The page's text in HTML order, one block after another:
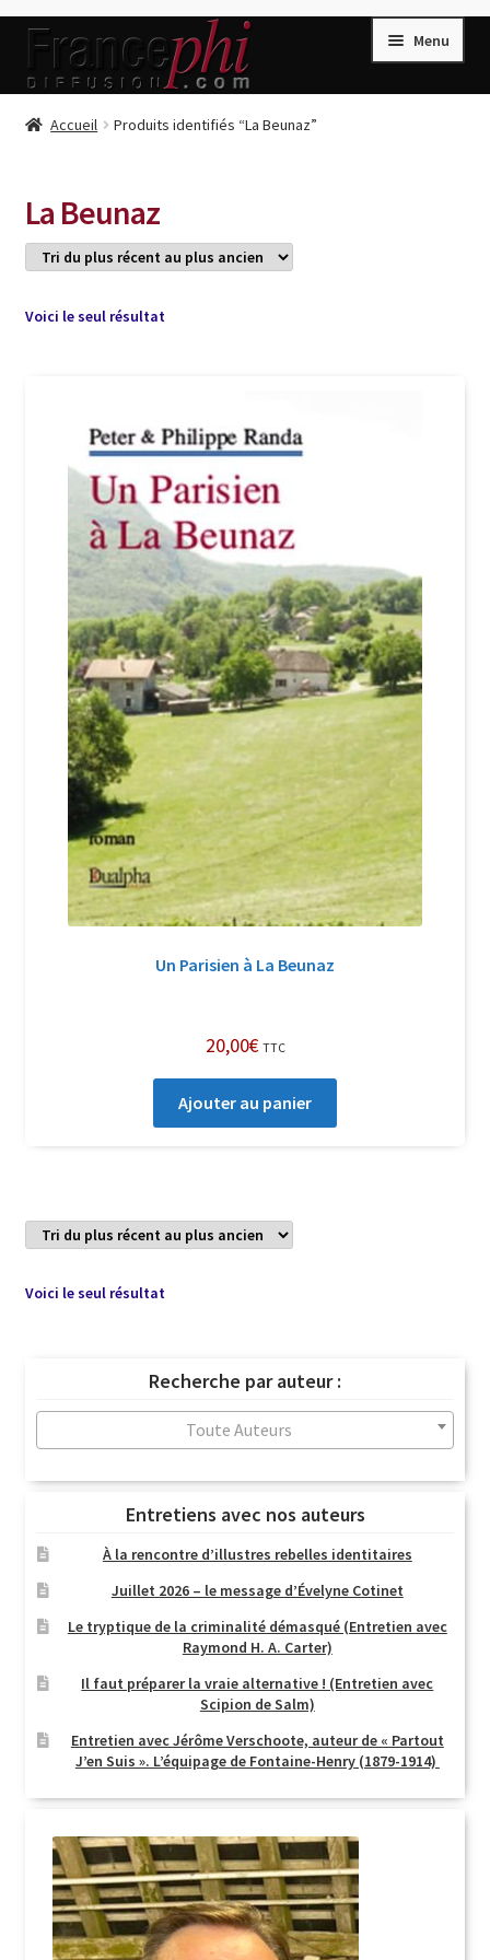
Aller
la
Aller
contenu
Menu
Accueil
Conditions de Vente
Connection
Livres de Peter Randa
Livres de Philippe Randa
Login Customizer
Newsletter
Nous Contacter
Panier
Politique de confidentialité et cookies
Qui sommes-nous ?
Soutien à Philippe Randa
Suivi de la Commande
Accueil Produits identifiés “La Beunaz”
La Beunaz
Voici le seul résultat
Un Parisien à La Beunaz
20,00€ TTC
Ajouter au panier
Voici le seul résultat
Recherche par auteur :
Toute Auteurs
Entretiens avec nos auteurs
À la rencontre d’illustres rebelles identitaires
Juillet 2026 – le message d’Évelyne Cotinet
Le tryptique de la criminalité démasqué (Entretien avec
Raymond H. A. Carter)
Il faut préparer la vraie alternative ! (Entretien avec
Scipion de Salm)
Entretien avec Jérôme Verschoote, auteur de « Partout
J’en Suis ». L’équipage de Fontaine-Henry (1879-1914)